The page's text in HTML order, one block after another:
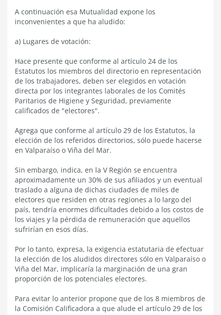
A continuación esa Mutualidad expone los
inconvenientes a que ha aludido:
a) Lugares de votación:
Hace presente que conforme al artículo 24 de los
Estatutos los miembros del directorio en representación
de los trabajadores, deben ser elegidos en votación
directa por los integrantes laborales de los Comités
Paritarios de Higiene y Seguridad, previamente
calificados de "electores".
Agrega que conforme al artículo 29 de los Estatutos, la
elección de los referidos directorios, sólo puede hacerse
en Valparaíso o Viña del Mar.
Sin embargo, indica, en la V Región se encuentra
aproximadamente un 30% de sus afiliados y un eventual
traslado a alguna de dichas ciudades de miles de
electores que residen en otras regiones a lo largo del
país, tendría enormes dificultades debido a los costos de
los viajes y la pérdida de remuneración que aquellos
sufrirían en esos días.
Por lo tanto, expresa, la exigencia estatutaria de efectuar
la elección de los aludidos directores sólo en Valparaíso o
Viña del Mar, implicaría la marginación de una gran
proporción de los potenciales electores.
Para evitar lo anterior propone que de los 8 miembros de
la Comisión Calificadora a que alude el artículo 29 de los